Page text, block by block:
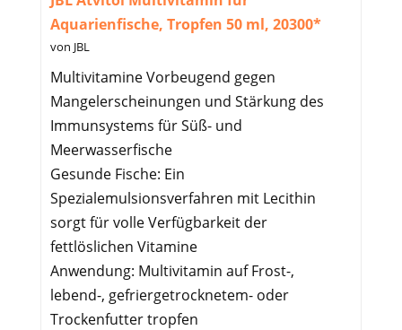
Aquarienfische, Tropfen 50 ml, 20300*
von JBL
Multivitamine Vorbeugend gegen
Mangelerscheinungen und Stärkung des
Immunsystems für Süß- und
Meerwasserfische
Gesunde Fische: Ein
Spezialemulsionsverfahren mit Lecithin
sorgt für volle Verfügbarkeit der
fettlöslichen Vitamine
Anwendung: Multivitamin auf Frost-,
lebend-, gefriergetrocknetem- oder
Trockenfutter tropfen